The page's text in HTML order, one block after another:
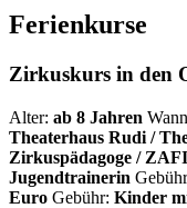
Ferienkurse
Zirkuskurs in den
Alter: ab 8 Jahren
Theaterhaus Rudi /
Zirkuspädagoge /
Jugendtrainerin
Euro Gebühr: Kinder